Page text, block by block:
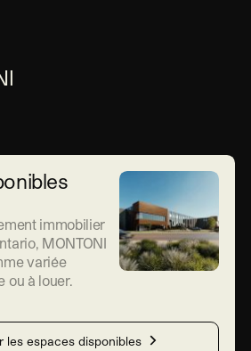
immobilier
MONTONI
variée
ou à louer.
les espaces disponibles